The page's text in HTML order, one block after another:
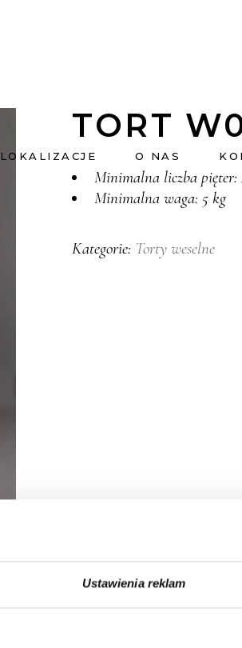
Ustawienia reklam
LOKALIZACJE O NAS
TORT
Minimalna liczba pięter:
Minimalna waga: 5 kg
Kategorie: Torty weselne